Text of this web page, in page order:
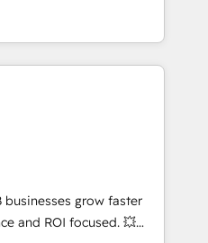
ABM, IA,
réussies - 40
HubSpot
From onboarding to
our in-house team
drive long-term
setup •
and data cleanups •
📈 End-to-
Lifecycle marketing and
Sales enablement tools
strategies with
grow faster
and ROI focused. 💥